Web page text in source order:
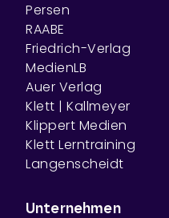
Persen
RAABE
Friedrich-Verlag
MedienLB
Auer Verlag
Klett | Kallmeyer
Klippert Medien
Klett Lerntraining
Langenscheidt
Unternehmen